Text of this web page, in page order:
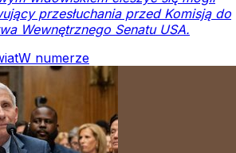
przesłuchania przed Komisją do
Wewnętrznego Senatu USA.
W numerze